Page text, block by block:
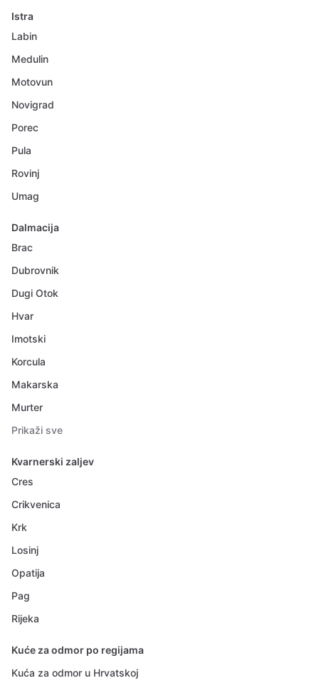
Istra
Labin
Medulin
Motovun
Novigrad
Porec
Pula
Rovinj
Umag
Dalmacija
Brac
Dubrovnik
Dugi Otok
Hvar
Imotski
Korcula
Makarska
Murter
Prikaži sve
Kvarnerski zaljev
Cres
Crikvenica
Krk
Losinj
Opatija
Pag
Rijeka
Kuće za odmor po regijama
Kuća za odmor u Hrvatskoj